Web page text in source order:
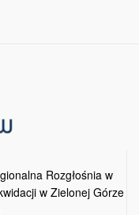
Rozgłośnia w
w Zielonej Górze